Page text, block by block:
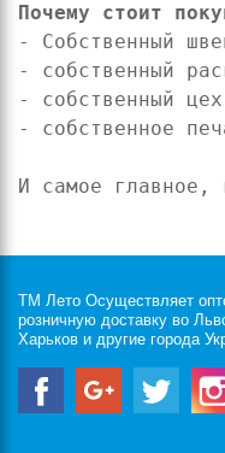
Почему стоит
- Собственный
- собственный
- собственный
- собственное
И самое главное,
ТМ Лето Осуществляет
розничную доставку во
Харьков и другие города